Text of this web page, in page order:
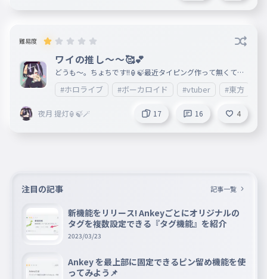
難易度
ワイの推し〜〜🥰💕
どうも〜。ちょちです!!🏮🍃最近タイピング作って無くてご
めんなさい.... メンタルに傷がつきまして......学校でも、何や
ら一番うしろの席でトラブルが。 その後ろのこの手前の子
を危害がないように守ってたり....結果は殴られました....何で
....?? 誰か.......誰でもいいから、傷ついたワイを慰めてくれま
せんか...?😢コメントにて募集中（?）です..... では......頑張っ
#ホロライブ #ボーカロイド #vtuber #東方
夜月 提灯🏮🍃🪄 17 16 4
注目の記事 記事一覧
新機能をリリース! Ankeyごとにオリジナルの
タグを複数設定できる『タグ機能』を紹介
2023/03/23
Ankey を最上部に固定できるピン留め機能を使
ってみよう📌